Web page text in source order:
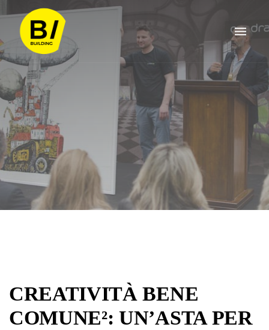
CREATIVITÀ BENE
COMUNE²: UN’ASTA PER